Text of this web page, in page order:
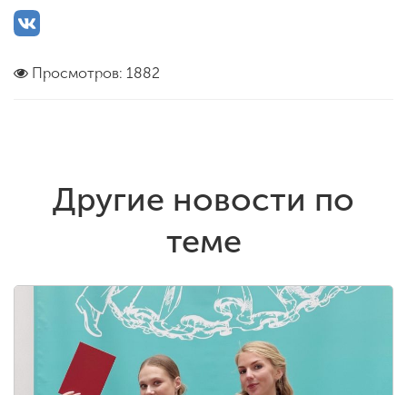
Просмотров: 1882
Другие новости по
теме